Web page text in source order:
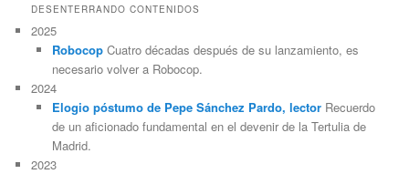
DESENTERRANDO CONTENIDOS
2025
RobocopCuatro décadas después de su lanzamiento, es
necesario volver a Robocop.
2024
Elogio póstumo de Pepe Sánchez Pardo, lectorRecuerdo
de un aficionado fundamental en el devenir de la Tertulia de
Madrid.
2023